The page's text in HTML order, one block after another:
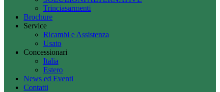
Trinciasarmenti
Brochure
Service
Ricambi e Assistenza
Usato
Concessionari
Italia
Estero
News ed Eventi
Contatti